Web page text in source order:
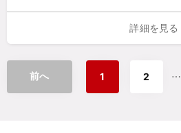
詳細を見る
前へ 1 2 ⋯